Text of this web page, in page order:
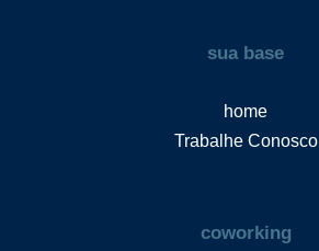
sua base
home
Trabalhe Conosco
coworking